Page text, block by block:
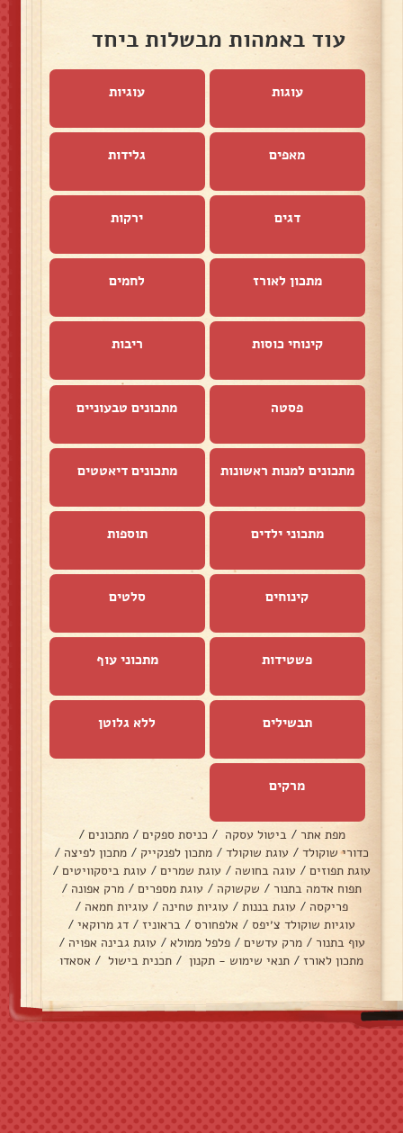
עוד באמהות מבשלות ביחד
עוגות עוגיות
מאפים גלידות
דגים ירקות
מתכון לאורז לחמים
קינוחי כוסות ריבות
פסטה מתכונים טבעוניים
מתכונים למנות ראשונות מתכונים דיאטטים
מתכוני ילדים תוספות
קינוחים סלטים
פשטידות מתכוני עוף
תבשילים ללא גלוטן
מרקים
מפת אתר / ביטול עסקה / כניסת ספקים / מתכונים /
כדורי שוקולד / עוגת שוקולד / מתכון לפנקייק / מתכון לפיצה /
עוגת תפוזים / עוגה בחושה / עוגת שמרים / עוגת ביסקוויטים /
תפוח אדמה בתנור / שקשוקה / עוגת מספרים / מרק אפונה /
פריקסה / עוגת בננות / עוגיות טחינה / עוגיות חמאה /
עוגיות שוקולד צ׳יפס / אלפחורס / בראוניז / דג מרוקאי /
עוף בתנור / מרק עדשים / פלפל ממולא / עוגת גבינה אפויה /
מתכון לאורז / תנאי שימוש - תקנון / תכנית בישול / אסאדו